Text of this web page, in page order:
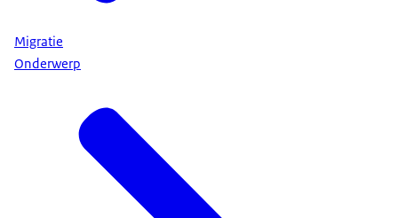
Migratie
Onderwerp